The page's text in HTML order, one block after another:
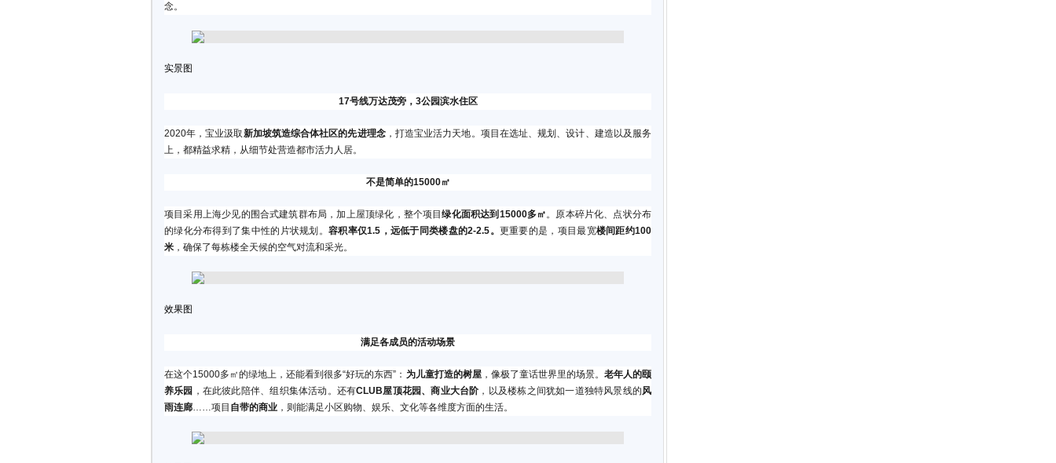
念。
实景图
17号线万达茂旁，3公园滨水住区
2020年，宝业汲取新加坡筑造综合体社区的先进理念，打造宝业活力天地。项目在选址、规划、设计、建造以及服务
上，都精益求精，从细节处营造都市活力人居。
不是简单的15000㎡
项目采用上海少见的围合式建筑群布局，加上屋顶绿化，整个项目绿化面积达到15000多㎡。原本碎片化、点状分布
的绿化分布得到了集中性的片状规划。容积率仅1.5，远低于同类楼盘的2-2.5。 更重要的是，项目最宽楼间距约100
米 ，确保了每栋楼全天候的空气对流和采光。
效果图
满足各成员的活动场景
在这个15000多㎡的绿地上，还能看到很多“好玩的东西”： 为儿童打造的树屋，像极了童话世界里的场景。 老年人的颐
养乐园 ，在此彼此陪伴、组织集体活动。还有CLUB屋顶花园、商业大台阶 ，以及楼栋之间犹如一道独特风景线的风
雨连廊……项目 自带的商业 ，则能满足小区购物、娱乐、文化等各维度方面的生活。